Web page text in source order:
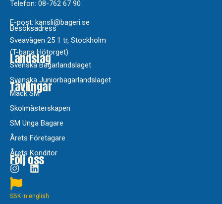
Telefon: 08-762 67 90
E-post: kansli@bageri.se
Besöksadress
Sveavägen 25 1 tr, Stockholm
(T-bana Hötorget)
Landslag
Svenska Bagarlandslaget
Svenska Juniorbagarlandslaget
Tävlingar
Mack SM
Skolmästerskapen
SM Unga Bagare
Årets Företagare
Årets Konditor
Följ oss
SBK in english